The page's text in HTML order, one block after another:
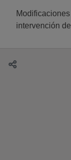
intervención